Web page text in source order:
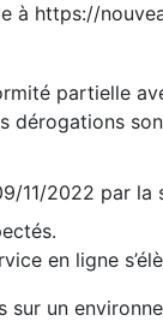
à https://
partielle
dérogations
11/2022 par
en ligne
sur un